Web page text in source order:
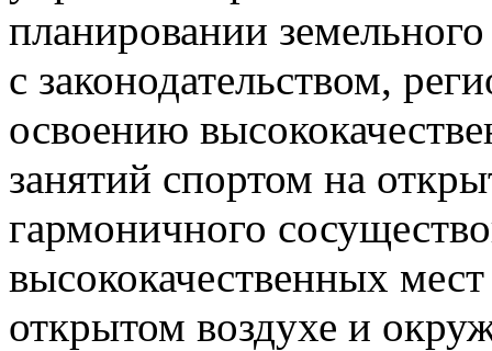
планировании
с законодательством,
освоению
занятий спортом на
гармоничного
высококачественных
открытом воздухе и